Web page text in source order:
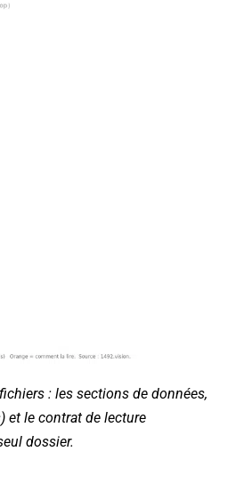
: les sections de données,
et le contrat de lecture
dossier.